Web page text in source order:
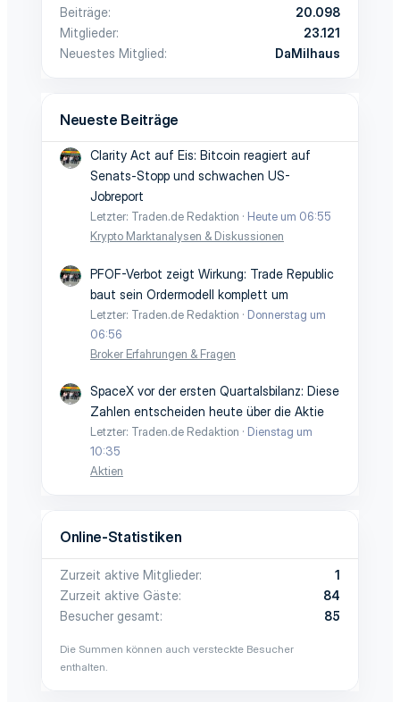
Beiträge
20.098
Mitglieder
23.121
Neuestes Mitglied
DaMilhaus
Neueste Beiträge
Clarity Act auf Eis: Bitcoin reagiert auf
Senats-Stopp und schwachen US-
Jobreport
Letzter: Traden.de Redaktion
Heute um 06:55
Krypto Marktanalysen & Diskussionen
PFOF-Verbot zeigt Wirkung: Trade Republic
baut sein Ordermodell komplett um
Letzter: Traden.de Redaktion
Donnerstag um
06:56
Broker Erfahrungen & Fragen
SpaceX vor der ersten Quartalsbilanz: Diese
Zahlen entscheiden heute über die Aktie
Letzter: Traden.de Redaktion
Dienstag um
10:35
Aktien
Online-Statistiken
Zurzeit aktive Mitglieder
1
Zurzeit aktive Gäste
84
Besucher gesamt
85
Die Summen können auch versteckte Besucher
enthalten.